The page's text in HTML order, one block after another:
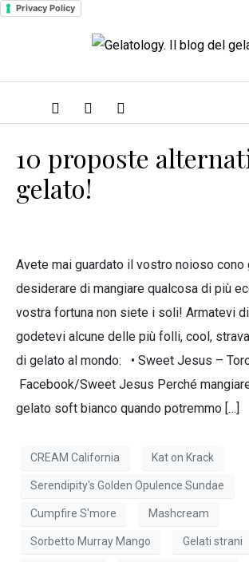
Privacy Policy
10 proposte
gelato!
Avete mai guardato il vostro noioso cono
desiderare di mangiare qualcosa di più
vostra fortuna non siete i soli! Armatevi
godetevi alcune delle più folli, cool,
di gelato al mondo: • Sweet Jesus –
Facebook/Sweet Jesus Perché
gelato soft bianco quando potremmo […]
CREAM California Kat on Krack
Serendipity's Golden Opulence Sundae
Cumpfire S'more Mashcream
Sorbetto Murray Mango Gelati strani